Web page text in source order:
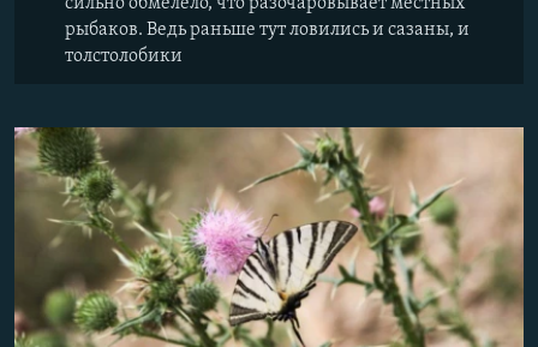
рыбаков. Ведь раньше тут ловились и сазаны, и
толстолобики